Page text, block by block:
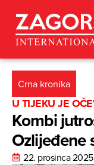
Crna kronika
U TIJEKU JE
Kombi
Ozlijeđene
22. prosinca